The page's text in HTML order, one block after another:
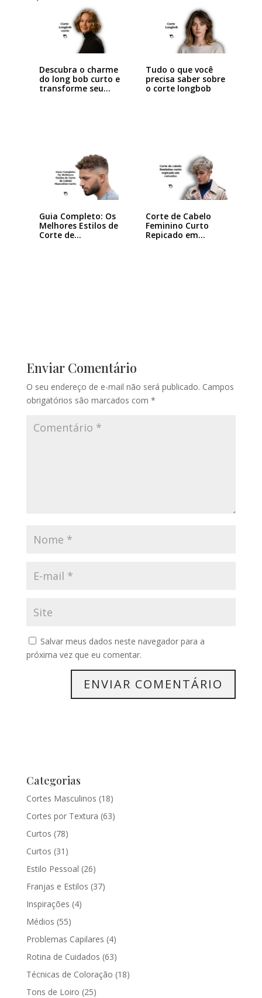
Descubra o charme
do long bob curto e
transforme seu…
Tudo o que você
precisa saber sobre
o corte longbob
Guia Completo: Os
Melhores Estilos de
Corte de…
Corte de Cabelo
Feminino Curto
Repicado em
Enviar Comentário
O seu endereço de e-mail não será publicado. Campos
obrigatórios são marcados com *
Salvar meus dados neste navegador para a
próxima vez que eu comentar.
Categorias
Cortes Masculinos (18)
Cortes por Textura (63)
Curtos (78)
Curtos (31)
Estilo Pessoal (26)
Franjas e Estilos (37)
Inspirações (4)
Médios (55)
Problemas Capilares (4)
Rotina de Cuidados (63)
Técnicas de Coloração (18)
Tons de Loiro (25)